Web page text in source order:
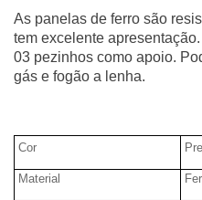
As panelas de ferro são
tem excelente apresentação.
03 pezinhos como apoio.
gás e fogão a lenha.
Cor
Material